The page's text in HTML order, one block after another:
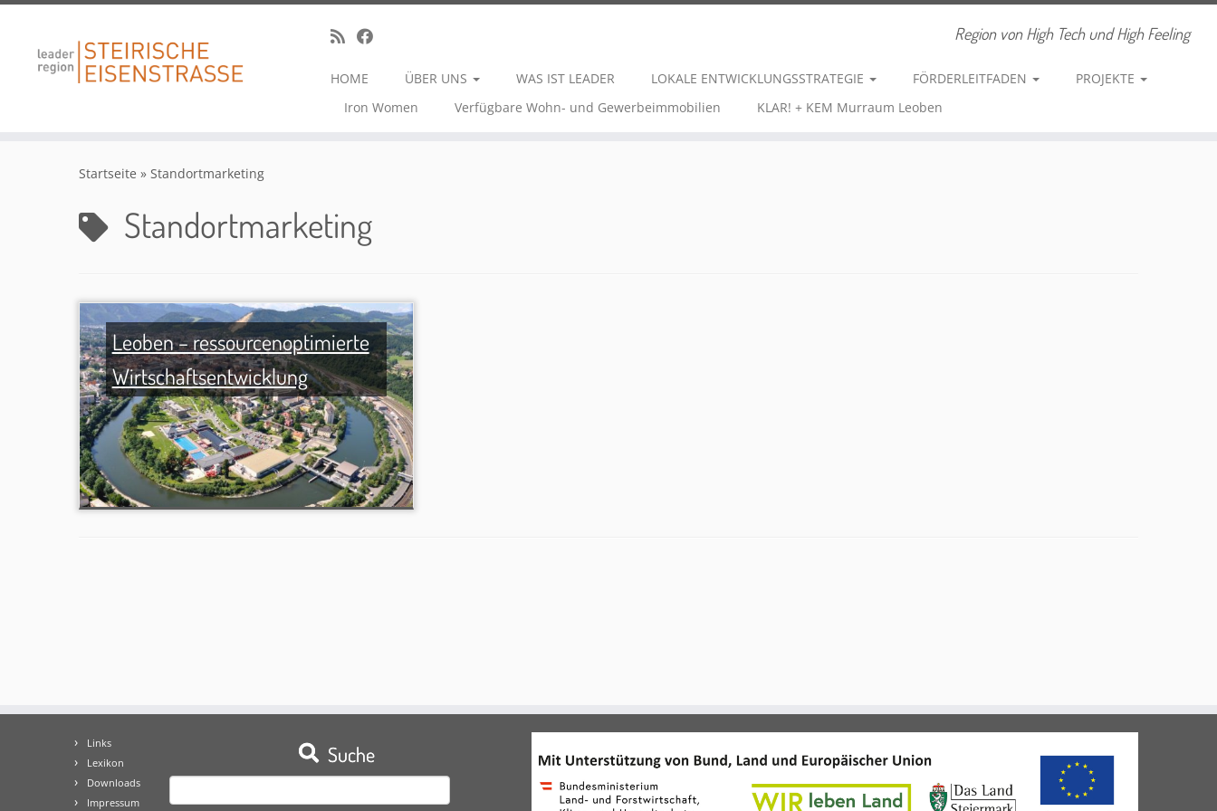
Region von High Tech und High Feeling
HOME ÜBER UNS WAS IST LEADER LOKALE ENTWICKLUNGSSTRATEGIE FÖRDERLEITFADEN
PROJEKTE
Iron Women
Verfügbare Wohn- und Gewerbeimmobilien KLAR! + KEM Murraum Leoben
Startseite » Standortmarketing
Standortmarketing
Leoben – ressourcenoptimierte
Wirtschaftsentwicklung
Links
Lexikon
Downloads
Impressum
Suche
Suchen
nach: